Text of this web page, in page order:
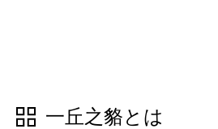
一丘之貉とは